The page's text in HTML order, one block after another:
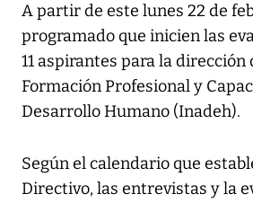
A partir de este lunes 22 de
programado que inicien las
11 aspirantes para la dirección
Formación Profesional y
Desarrollo Humano (Inadeh).
Según el calendario que
Directivo, las entrevistas y la